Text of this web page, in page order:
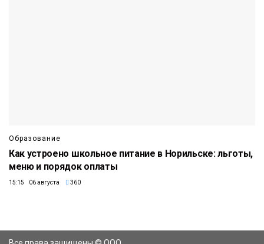
Образование
Как устроено школьное питание в Норильске: льготы,
меню и порядок оплаты
15:15 06 августа 360